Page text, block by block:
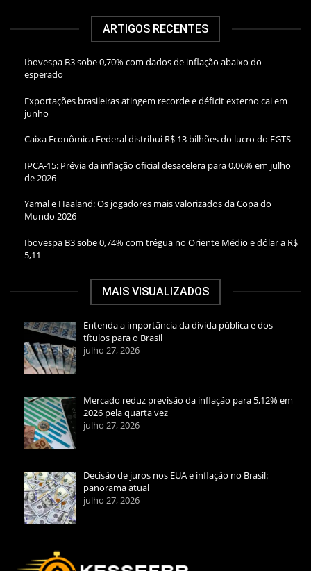
ARTIGOS RECENTES
Ibovespa B3 sobe 0,70% com dados de inflação abaixo do
esperado
Exportações brasileiras atingem recorde e déficit externo cai em
junho
Caixa Econômica Federal distribui R$ 13 bilhões do lucro do FGTS
IPCA-15: Prévia da inflação oficial desacelera para 0,06% em julho
de 2026
Yamal e Haaland: Os jogadores mais valorizados da Copa do
Mundo 2026
Ibovespa B3 sobe 0,74% com trégua no Oriente Médio e dólar a R$
5,11
MAIS VISUALIZADOS
Entenda a importância da dívida pública e dos
títulos para o Brasil
julho 27, 2026
Mercado reduz previsão da inflação para 5,12% em
2026 pela quarta vez
julho 27, 2026
Decisão de juros nos EUA e inflação no Brasil:
panorama atual
julho 27, 2026